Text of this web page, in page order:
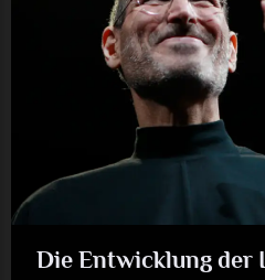
Die Entwicklung der